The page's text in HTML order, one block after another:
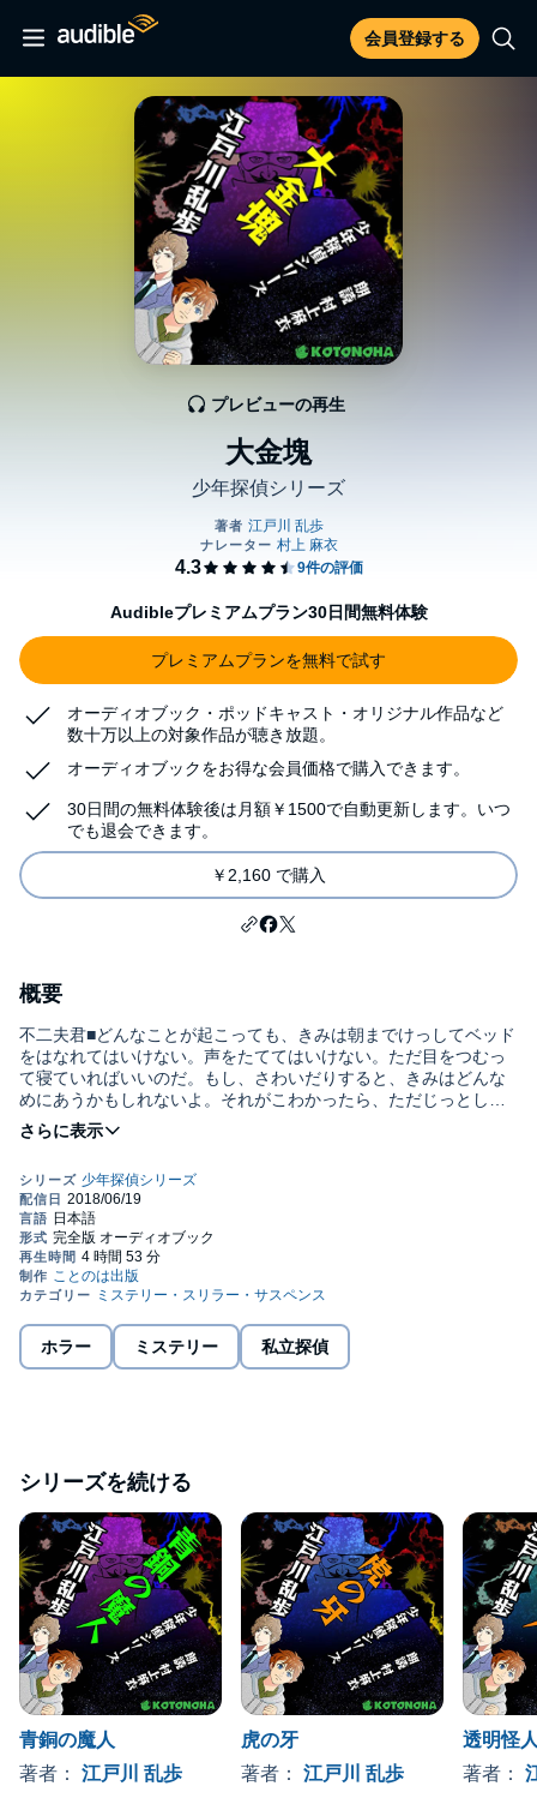
会員登録する
大金塊
少年探偵シリーズ
プレビューの再生
Audibleプレミアムプラン30日間無料体験
プレミアムプランを無料で試す
オーディオブック・ポッドキャスト・オリジナル作品など
数十万以上の対象作品が聴き放題。
オーディオブックをお得な会員価格で購入できます。
30日間の無料体験後は月額￥1500で自動更新します。いつ
でも退会できます。
￥2,160 で購入
概要
不二夫君■どんなことが起こっても、きみは朝までけっしてベッド
をはなれてはいけない。声をたててはいけない。ただ目をつむっ
て寝ていればいいのだ。もし、さわいだりすると、きみはどんな
めにあうかもしれないよ。それがこわかったら、ただじっとして
いるのだ。じっとしてさえいれば、きみは安全なのだ。いいか
ね、命がおしかったら、そのままじっとしているのだよ。 監
ホラー ミステリー 私立探偵
シリーズを続ける
青銅の魔人
著者： 江戸川 乱歩
虎の牙
著者： 江戸川 乱歩
透明怪
著者：